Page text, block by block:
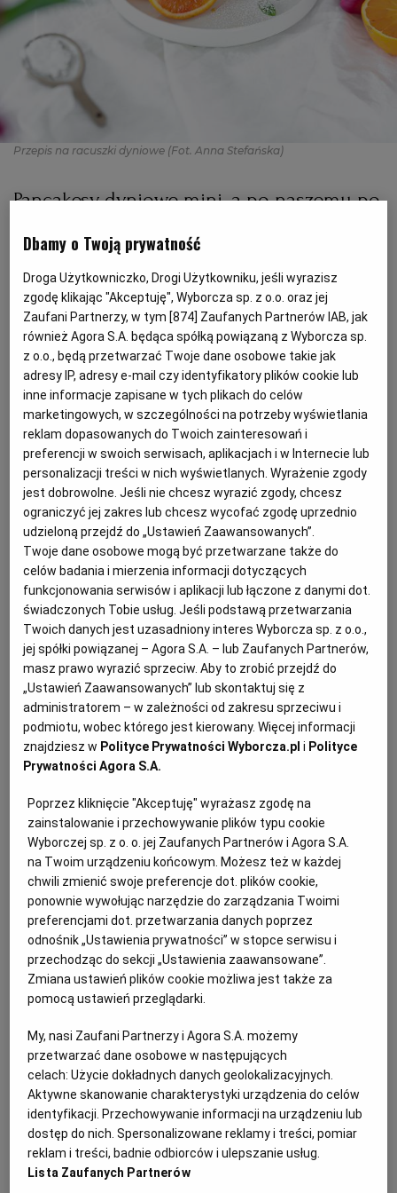
NAPOJE
MAKARONY
RYBY
PRZEKĄSKI
DOMOWE PRZETWORY
SOST, DIPY I INNE DODATKI
DOMOWE PRZYJĘCIE
KUCHNIA CHIŃSKA
KUCHNIA GRECKA
KUCHNIA AMERYKAŃSKA
KUCHNIA POLSKA
KUCHNIA MEKSYKAŃSKA
KUCHNIA INDYJSKA
KUCHNIA HISZPAŃSKA
KUCHNIA NIEMIECKA
ZAKUPY
FIT PRZEPISY
WEGAN
PODRÓŻE KULINARNE
FELIETONY KULINARNE
NASZE SERWISY
BIAŁYSTOK
CZĘSTOCHOWA
ELBLĄG
GLIWICE
GORZÓW WIELKOPOLSKI
KALISZ
KATOWICE
KIELCE
KOSZALIN
KRAKÓW
LUBLIN
ŁÓDŹ
OLSZTYN
OPOLE
POZNAŃ
RADOM
RYBNIK
WYBORCZA.PL
WOLNA SOBOTA
ALE HISTORIA
WYBORCZA TV I VOD
TYLKO ZDROWIE
KSIĄŻKI. MAGAZYN DO CZYTANIA
NASZA EUROPA
SŁÓWKA. MAGAZYN O JĘZYKU
WYBORCZA.BIZ
WYSOKIE OBCASY
BIQDATA
JUTRONAUCI
ARCHIWUM
INNE SERWISY
GAZETA.PL
TOK FM
SPORT.PL
PUBLIO.PL
KULTURALNYSKLEP.PL
DZIECKO
ZDROWIE
PODRÓŻE
WIDEO
FORUM
Przepis na racuszki dyniowe (Fot. Anna Stefańska)
Pancakesy dyniowe mini, a po naszemu po
śniadanie?
Racuszki dyniowe - składniki:
½ dyni piżmowej
2 jajka
łyżka oliwy z oliwek (do polania pieczonej dyni)
łyżeczka sody oczyszczonej
łyżeczka proszku do pieczenia
100 g jogurtu naturalnego
łyżka roztopionego masła
szczypta soli
do przybrania
cukier puder
Dbamy o Twoją prywatność
Droga Użytkowniczko, Drogi Użytkowniku, jeśli wyrazisz
zgodę klikając "Akceptuję", Wyborcza sp. z o.o. oraz jej
Zaufani Partnerzy, w tym [874] Zaufanych Partnerów IAB, jak
również Agora S.A. będąca spółką powiązaną z Wyborcza sp.
z o.o., będą przetwarzać Twoje dane osobowe takie jak
adresy IP, adresy e-mail czy identyfikatory plików cookie lub
inne informacje zapisane w tych plikach do celów
marketingowych, w szczególności na potrzeby wyświetlania
reklam dopasowanych do Twoich zainteresowań i
preferencji w swoich serwisach, aplikacjach i w Internecie lub
personalizacji treści w nich wyświetlanych. Wyrażenie zgody
jest dobrowolne. Jeśli nie chcesz wyrazić zgody, chcesz
ograniczyć jej zakres lub chcesz wycofać zgodę uprzednio
udzieloną przejdź do „Ustawień Zaawansowanych”.
Twoje dane osobowe mogą być przetwarzane także do
celów badania i mierzenia informacji dotyczących
funkcjonowania serwisów i aplikacji lub łączone z danymi dot.
świadczonych Tobie usług. Jeśli podstawą przetwarzania
Twoich danych jest uzasadniony interes Wyborcza sp. z o.o.,
jej spółki powiązanej – Agora S.A. – lub Zaufanych Partnerów,
masz prawo wyrazić sprzeciw. Aby to zrobić przejdź do
„Ustawień Zaawansowanych” lub skontaktuj się z
administratorem – w zależności od zakresu sprzeciwu i
podmiotu, wobec którego jest kierowany. Więcej informacji
znajdziesz w Polityce Prywatności Wyborcza.pl i Polityce
Prywatności Agora S.A.
Poprzez kliknięcie "Akceptuję" wyrażasz zgodę na
zainstalowanie i przechowywanie plików typu cookie
Wyborczej sp. z o. o. jej Zaufanych Partnerów i Agora S.A.
na Twoim urządzeniu końcowym. Możesz też w każdej
chwili zmienić swoje preferencje dot. plików cookie,
ponownie wywołując narzędzie do zarządzania Twoimi
preferencjami dot. przetwarzania danych poprzez
odnośnik „Ustawienia prywatności” w stopce serwisu i
przechodząc do sekcji „Ustawienia zaawansowane”.
Zmiana ustawień plików cookie możliwa jest także za
pomocą ustawień przeglądarki.
My, nasi Zaufani Partnerzy i Agora S.A. możemy
przetwarzać dane osobowe w następujących
celach:Użycie dokładnych danych geolokalizacyjnych.
Aktywne skanowanie charakterystyki urządzenia do celów
identyfikacji. Przechowywanie informacji na urządzeniu lub
dostęp do nich. Spersonalizowane reklamy i treści, pomiar
reklam i treści, badnie odbiorców i ulepszanie usług.
Lista Zaufanych Partnerów